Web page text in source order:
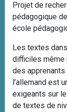
Projet de
pédagogique
école
Les textes
difficiles même
des
l’allemand est
exigeants sur
de textes de